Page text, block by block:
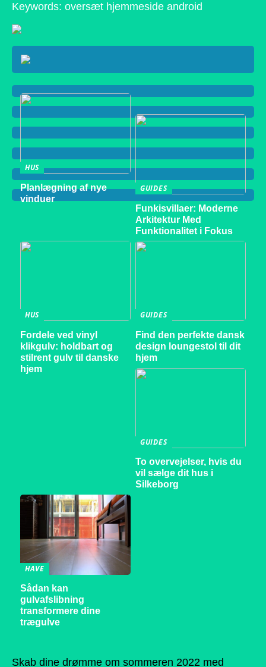
Keywords: oversæt hjemmeside android
HUS
Planlægning af nye
vinduer
GUIDES
Funkisvillaer: Moderne
Arkitektur Med
Funktionalitet i Fokus
HUS
Fordele ved vinyl
klikgulv: holdbart og
stilrent gulv til danske
hjem
GUIDES
Find den perfekte dansk
design loungestol til dit
hjem
GUIDES
To overvejelser, hvis du
vil sælge dit hus i
Silkeborg
HAVE
Sådan kan
gulvafslibning
transformere dine
trægulve
Skab dine drømme om sommeren 2022 med